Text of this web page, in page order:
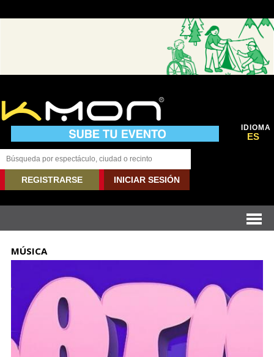
IDIOMA
ES
REGISTRARSE INICIAR SESIÓN
MÚSICA